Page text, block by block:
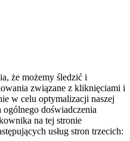
że możemy śledzić i
związane z kliknięciami i
w celu optymalizacji naszej
doświadczenia
na tej stronie
usług stron trzecich: